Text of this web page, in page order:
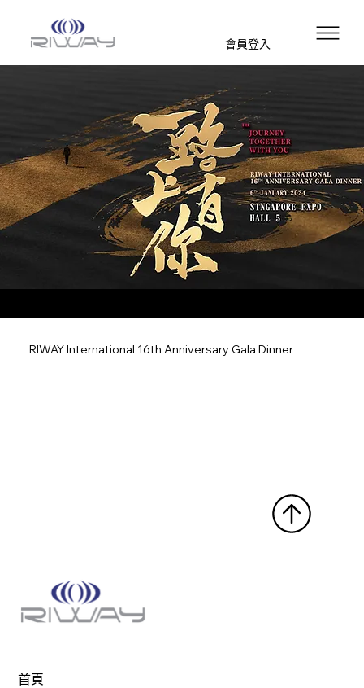
會員登入
RIWAY International 16th Anniversary Gala Dinner
首頁